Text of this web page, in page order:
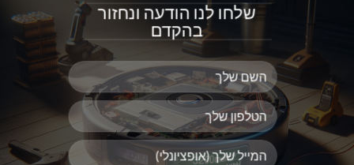
שלחו לנו הודעה ונחזור
בהקדם